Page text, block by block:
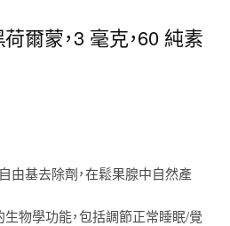
爾蒙，3 毫克，60 純素
由基去除劑，在鬆果腺中自然產
物學功能，包括調節正常睡眠/覺